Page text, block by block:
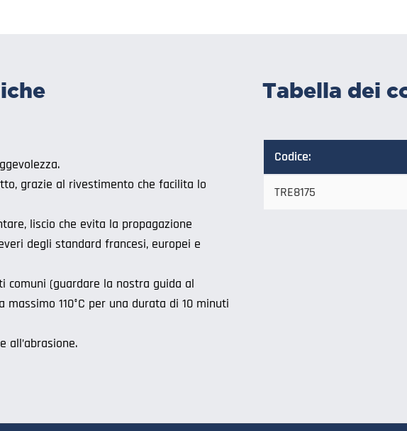
grazie al rivestimento che facilita lo
liscio che evita la propagazione
degli standard francesi, europei e
comuni (guardare la nostra guida al
110°C per una durata di 10 minuti
Tabella dei
Codice:
TRE8175